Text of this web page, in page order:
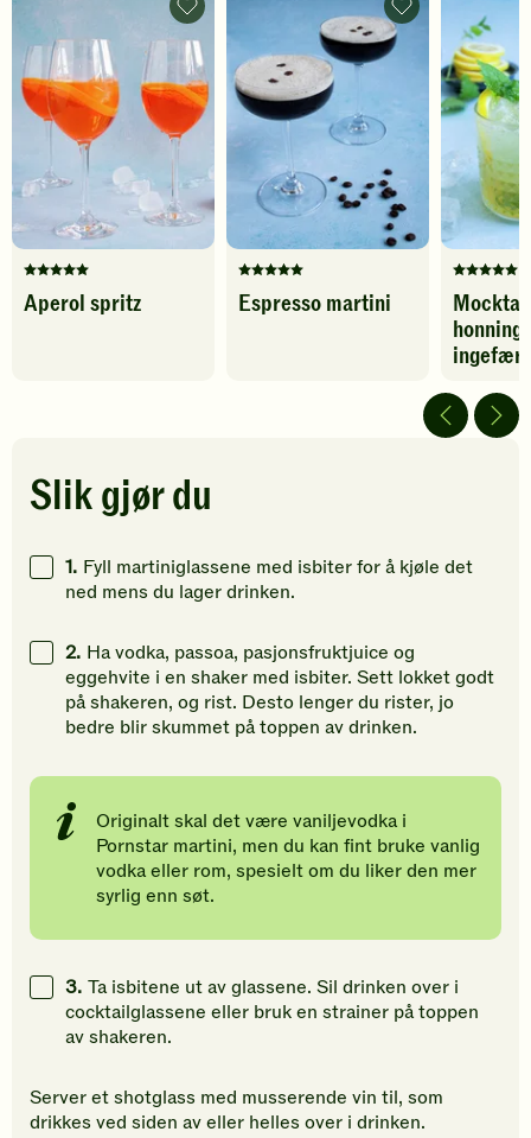
Denne
oppskriften
Klikk
for
gi
din
vurdering.
Aperol spritz
Aperol
spritz
-
legg
til
favoritter
Denne
oppskriften
din
vurdering.
Espresso martini
Espresso
martini
favoritter
Denne
har
fått
av
5
din
honning
Slik gjør du
1. Fyll martiniglassene med isbiter for å kjøle det
ned mens du lager drinken.
2. Ha vodka, passoa, pasjonsfruktjuice og
eggehvite i en shaker med isbiter. Sett lokket godt
på shakeren, og rist. Desto lenger du rister, jo
bedre blir skummet på toppen av drinken.
Originalt skal det være vaniljevodka i
Pornstar martini, men du kan fint bruke vanlig
vodka eller rom, spesielt om du liker den mer
syrlig enn søt.
3. Ta isbitene ut av glassene. Sil drinken over i
cocktailglassene eller bruk en strainer på toppen
av shakeren.
Server et shotglass med musserende vin til, som
drikkes ved siden av eller helles over i drinken.